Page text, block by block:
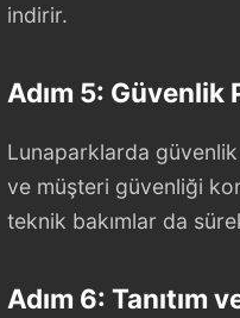
indirir.
Adım 5:
Lunaparklarda
ve müşteri güvenliği
teknik bakımlar da
Adım 6: Tanıtım